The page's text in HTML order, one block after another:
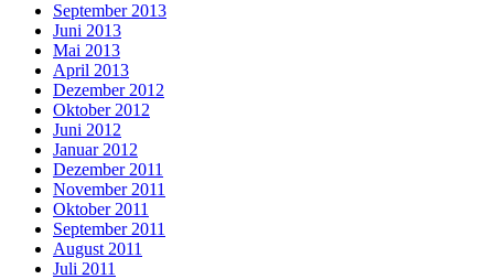
September 2013
Juni 2013
Mai 2013
April 2013
Dezember 2012
Oktober 2012
Juni 2012
Januar 2012
Dezember 2011
November 2011
Oktober 2011
September 2011
August 2011
Juli 2011